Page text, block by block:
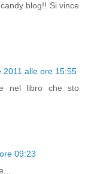
blog!! Si vince
2011 alle ore 15:55
nel libro che sto
09:23